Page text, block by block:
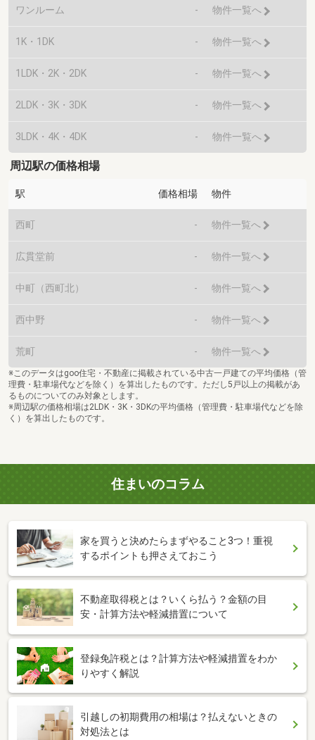
ワンルーム - 物件一覧へ
1K・1DK - 物件一覧へ
1LDK・2K・2DK - 物件一覧へ
2LDK・3K・3DK - 物件一覧へ
3LDK・4K・4DK - 物件一覧へ
周辺駅の価格相場
駅 価格相場 物件
西町 - 物件一覧へ
広貫堂前 - 物件一覧へ
中町（西町北） - 物件一覧へ
西中野 - 物件一覧へ
荒町 - 物件一覧へ
※このデータはgoo住宅・不動産に掲載されている中古一戸建ての平均価格（管
理費・駐車場代などを除く）を算出したものです。ただし5戸以上の掲載があ
るものについてのみ対象とします。
※周辺駅の価格相場は2LDK・3K・3DKの平均価格（管理費・駐車場代などを除
く）を算出したものです。
住まいのコラム
家を買うと決めたらまずやること3つ！重視
するポイントも押さえておこう
不動産取得税とは？いくら払う？金額の目
安・計算方法や軽減措置について
登録免許税とは？計算方法や軽減措置をわか
りやすく解説
引越しの初期費用の相場は？払えないときの
対処法とは